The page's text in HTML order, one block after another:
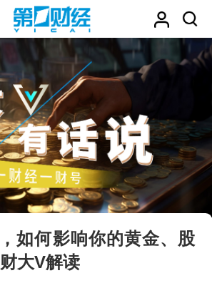
如何影响你的黄金、股
大V解读